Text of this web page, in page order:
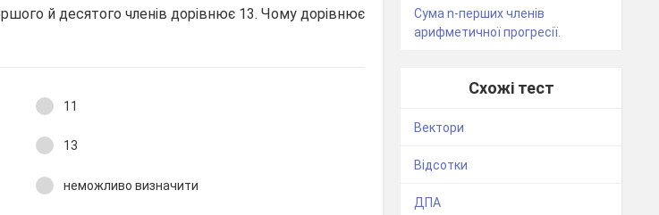
й десятого членів дорівнює 13. Чому дорівнює
11
13
неможливо визначити
Сума n-перших членів
арифметичної прогресії.
Схожі тест
Вектори
Відсотки
ДПА